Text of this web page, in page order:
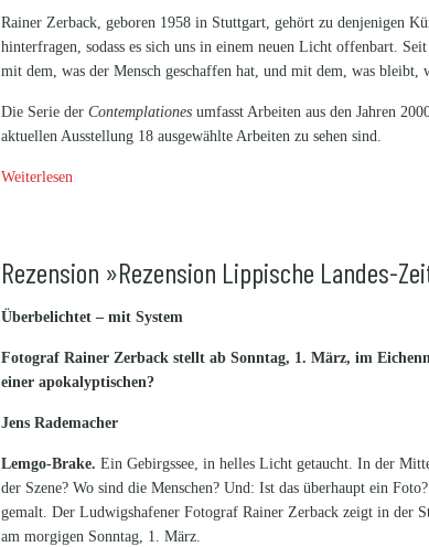
Rainer Zerback, geboren 1958 in Stuttgart, gehört zu denjenigen
hinterfragen, sodass es sich uns in einem neuen Licht offenbart.
mit dem, was der Mensch geschaffen hat, und mit dem, was
Die Serie der Contemplationes umfasst Arbeiten aus den Jahren
aktuellen Ausstellung 18 ausgewählte Arbeiten zu sehen sind.
Weiterlesen
Rezension »Rezension Lippische Landes-
Überbelichtet – mit System
Fotograf Rainer Zerback stellt ab Sonntag, 1. März, im
einer apokalyptischen?
Jens Rademacher
Lemgo-Brake. Ein Gebirgssee, in helles Licht getaucht. In der
der Szene? Wo sind die Menschen? Und: Ist das überhaupt ein
gemalt. Der Ludwigshafener Fotograf Rainer Zerback zeigt in der
am morgigen Sonntag, 1. März.